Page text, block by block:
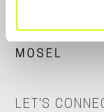
LET'S